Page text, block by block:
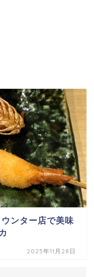
ンター店で美味
2025年11月28日